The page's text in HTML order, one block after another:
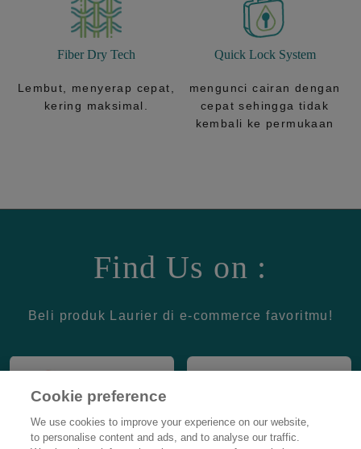
Fiber Dry Tech
Lembut, menyerap cepat,
kering maksimal.
Quick Lock System
mengunci cairan dengan
cepat sehingga tidak
kembali ke permukaan
Find Us on :
Beli produk Laurier di e-commerce favoritmu!
Cookie preference
We use cookies to improve your experience on our website,
to personalise content and ads, and to analyse our traffic.